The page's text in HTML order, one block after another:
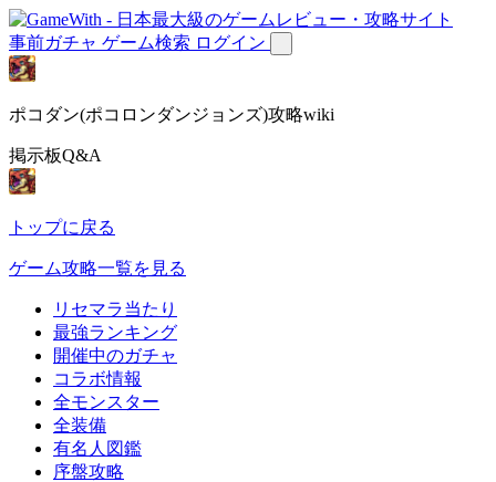
事前ガチャ ゲーム検索 ログイン
ポコダン(ポコロンダンジョンズ)攻略wiki
掲示板Q&A
トップに戻る
ゲーム攻略一覧を見る
リセマラ当たり
最強ランキング
開催中のガチャ
コラボ情報
全モンスター
全装備
有名人図鑑
序盤攻略